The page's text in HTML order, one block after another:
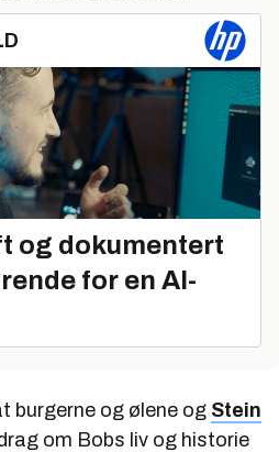
og dokumentert
for en AI-
burgerne og ølene og Stein
om Bobs liv og historie